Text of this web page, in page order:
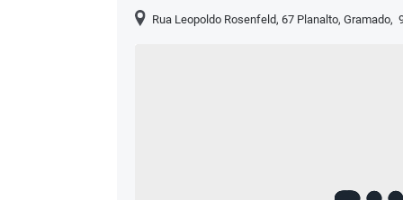
Rua Leopoldo Rosenfeld, 67 Planalto,Gramado,